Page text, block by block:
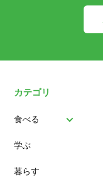
カテゴリ
食べる
パン
スイーツ
学ぶ
暮らす